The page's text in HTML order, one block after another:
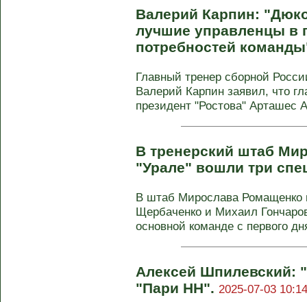
Валерий Карпин:
лучшие управленцы в
потребностей
Главный тренер сборной
Валерий Карпин заявил, что
президент "Ростова"
В тренерский штаб
"Урале" вошли три
В штаб Мирослава
Щербаченко и Михаил
основной команде с первого
Алексей Шпилевский:
"Пари НН". 2025-07-03